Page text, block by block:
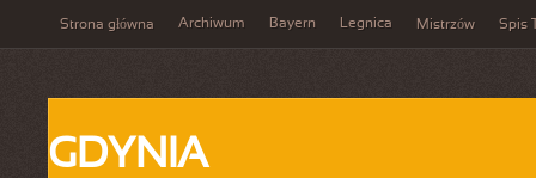
Strona główna Archiwum Bayern Legnica Mistrzów Spis
GDYNIA